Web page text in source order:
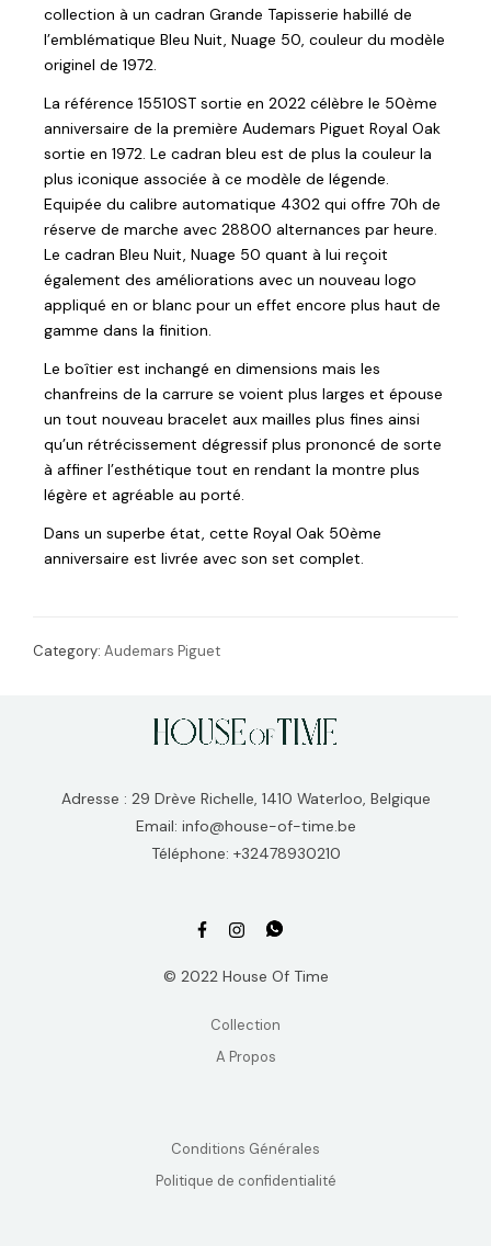
collection à un cadran Grande Tapisserie habillé de
l’emblématique Bleu Nuit, Nuage 50, couleur du modèle
originel de 1972.
La référence 15510ST sortie en 2022 célèbre le 50ème
anniversaire de la première Audemars Piguet Royal Oak
sortie en 1972. Le cadran bleu est de plus la couleur la
plus iconique associée à ce modèle de légende.
Equipée du calibre automatique 4302 qui offre 70h de
réserve de marche avec 28800 alternances par heure.
Le cadran Bleu Nuit, Nuage 50 quant à lui reçoit
également des améliorations avec un nouveau logo
appliqué en or blanc pour un effet encore plus haut de
gamme dans la finition.
Le boîtier est inchangé en dimensions mais les
chanfreins de la carrure se voient plus larges et épouse
un tout nouveau bracelet aux mailles plus fines ainsi
qu’un rétrécissement dégressif plus prononcé de sorte
à affiner l’esthétique tout en rendant la montre plus
légère et agréable au porté.
Dans un superbe état, cette Royal Oak 50ème
anniversaire est livrée avec son set complet.
Category: Audemars Piguet
Adresse : 29 Drève Richelle, 1410 Waterloo, Belgique
Email: info@house-of-time.be
Téléphone: +32478930210
© 2022 House Of Time
Collection
A Propos
Conditions Générales
Politique de confidentialité